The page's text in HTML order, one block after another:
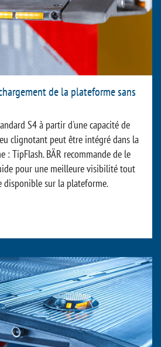
de la plateforme sans
S4 à partir d'une capacité de
clignotant peut être intégré dans la
: TipFlash. BÄR recommande de le
pour une meilleure visibilité tout
disponible sur la plateforme.